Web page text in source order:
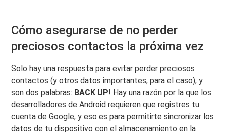
Cómo asegurarse de no perder
preciosos contactos la próxima vez
Solo hay una respuesta para evitar perder preciosos
contactos (y otros datos importantes, para el caso), y
son dos palabras: BACK UP! Hay una razón por la que los
desarrolladores de Android requieren que registres tu
cuenta de Google, y eso es para permitirte sincronizar los
datos de tu dispositivo con el almacenamiento en la